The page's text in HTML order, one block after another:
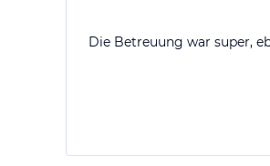
Die Betreuung war super,